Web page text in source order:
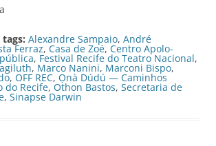
Alexandre Sampaio, André
Ferraz, Casa de Zoé, Centro Apolo-
, Festival Recife do Teatro Nacional,
, Marco Nanini, Marconi Bispo,
, OFF REC, Ọnà Dúdú — Caminhos
do Recife, Othon Bastos, Secretaria de
, Sinapse Darwin